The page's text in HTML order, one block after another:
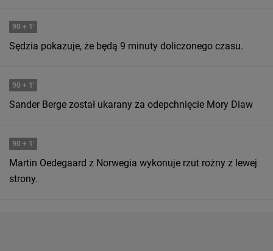
90 + 1'
Sędzia pokazuje, że będą 9 minuty doliczonego czasu.
90 + 1'
Sander Berge został ukarany za odepchnięcie Mory Diaw
90 + 1'
Martin Oedegaard z Norwegia wykonuje rzut rożny z lewej
strony.